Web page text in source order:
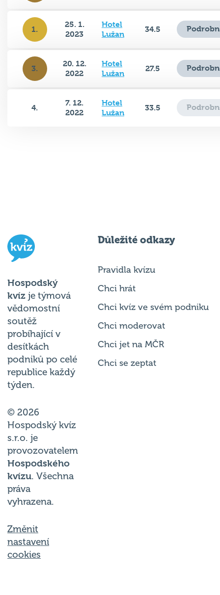
1.
25. 1.
2023
Hotel
Lužan
34.5
3.
20. 12.
2022
Hotel
Lužan
27.5
4.
7. 12.
2022
Hotel
Lužan
33.5
Hospodský
kvíz je týmová
vědomostní
soutěž
probíhající v
desítkách
podniků po celé
republice každý
týden.
© 2026
Hospodský kvíz
s.r.o. je
provozovatelem
Hospodského
kvízu. Všechna
práva
vyhrazena.
Změnit
nastavení
cookies
Důležité odkazy
Pravidla kvízu
Chci hrát
Chci kvíz ve svém podniku
Chci moderovat
Chci jet na MČR
Chci se zeptat